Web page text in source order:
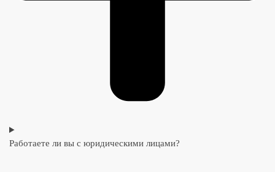
Работаете ли вы с юридическими лицами?